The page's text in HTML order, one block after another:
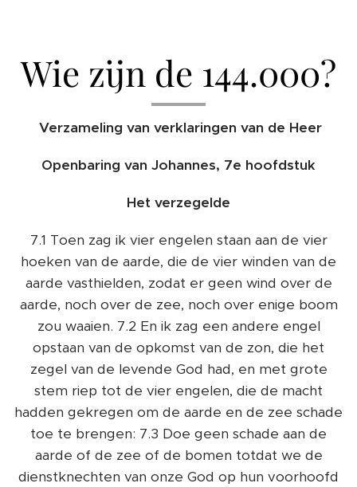
Wie zijn de 144.000?
Verzameling van verklaringen van de Heer
Openbaring van Johannes, 7e hoofdstuk
Het verzegelde
7.1 Toen zag ik vier engelen staan ​​aan de vier
hoeken van de aarde, die de vier winden van de
aarde vasthielden, zodat er geen wind over de
aarde, noch over de zee, noch over enige boom
zou waaien. 7.2 En ik zag een andere engel
opstaan ​​van de opkomst van de zon, die het
zegel van de levende God had, en met grote
stem riep tot de vier engelen, die de macht
hadden gekregen om de aarde en de zee schade
toe te brengen: 7.3 Doe geen schade aan de
aarde of de zee of de bomen totdat we de
dienstknechten van onze God op hun voorhoofd